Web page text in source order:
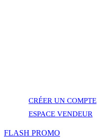
CRÉER UN COMPTE
ESPACE VENDEUR
FLASH PROMO